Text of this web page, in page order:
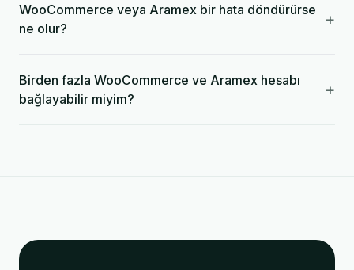
WooCommerce veya Aramex bir hata döndürürse
ne olur?
+
Birden fazla WooCommerce ve Aramex hesabı
bağlayabilir miyim?
+